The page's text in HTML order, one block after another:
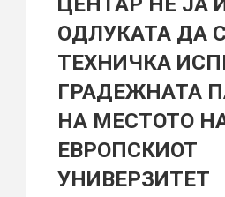
ОДЛУКАТА ДА
ТЕХНИЧКА
ГРАДЕЖНАТА
НА МЕСТОТО
ЕВРОПСКИОТ
УНИВЕРЗИТЕТ